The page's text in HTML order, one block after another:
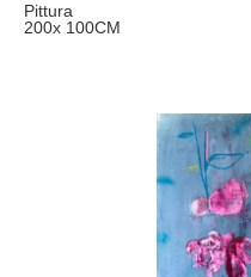
Pittura
200x 100CM